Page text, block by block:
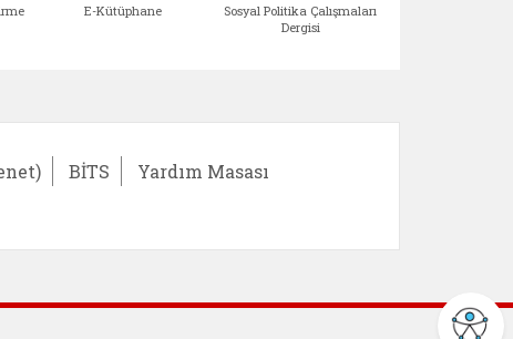
E-Kütüphane
Sosyal Politika Çalışmaları
Dergisi
BİTS Yardım Masası